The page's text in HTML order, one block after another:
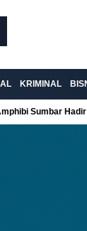
KRIMINAL
Sumbar